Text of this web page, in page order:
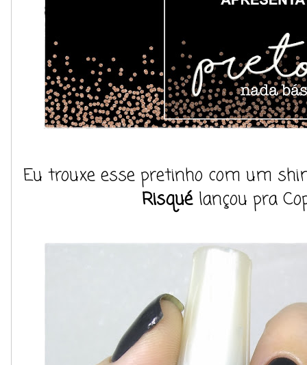
Eu trouxe esse pretinho com um
Risquélançou pra